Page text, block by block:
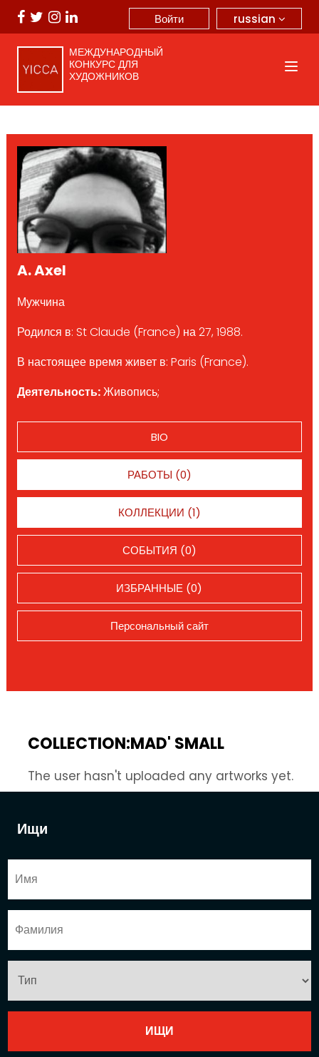
russian
Войти
МЕЖДУНАРОДНЫЙ
КОНКУРС ДЛЯ
ХУДОЖНИКОВ
Ищи
A. Axel
Мужчина
Родился в: St Claude (France) на 27, 1988.
В настоящее время живет в: Paris (France).
Деятельность:Живопись;
BIO
РАБОТЫ (0)
КОЛЛЕКЦИИ (1)
СОБЫТИЯ (0)
ИЗБРАННЫЕ (0)
Персональный сайт
COLLECTION:MAD' SMALL
The user hasn't uploaded any artworks yet.